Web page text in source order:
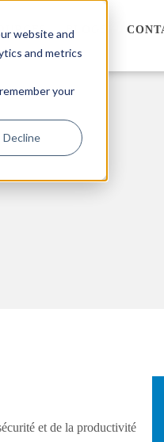
website and
and metrics
your
Decline
BLOGS
et de la productivité